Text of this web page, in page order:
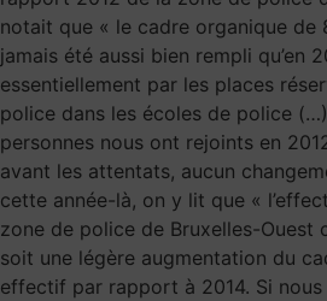
notait que « le cadre organique de
jamais été aussi bien rempli qu’en
essentiellement par les places
police dans les écoles de police
personnes nous ont rejoints en
avant les attentats, aucun
cette année-là, on y lit que «
zone de police de Bruxelles-Ouest
soit une légère augmentation du
effectif par rapport à 2014. Si